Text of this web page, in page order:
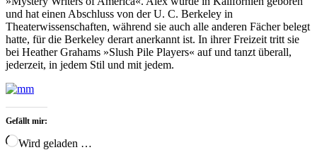
und hat einen Abschluss von der U. C. Berkeley in
Theaterwissenschaften, während sie auch alle anderen Fächer belegt
hatte, für die Berkeley derart anerkannt ist. In ihrer Freizeit tritt sie
bei Heather Grahams »Slush Pile Players« auf und tanzt überall,
jederzeit, in jedem Stil und mit jedem.
Gefällt mir:
Wird geladen …